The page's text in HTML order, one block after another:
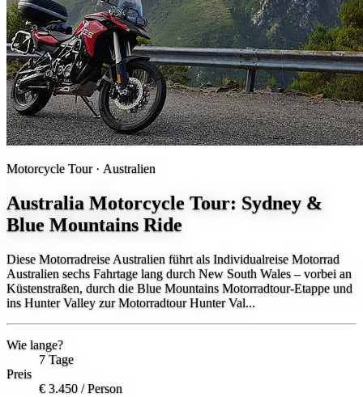
Motorcycle Tour · Australien
Australia Motorcycle Tour: Sydney &
Blue Mountains Ride
Diese Motorradreise Australien führt als Individualreise Motorrad
Australien sechs Fahrtage lang durch New South Wales – vorbei an
Küstenstraßen, durch die Blue Mountains Motorradtour-Etappe und
ins Hunter Valley zur Motorradtour Hunter Val...
Wie lange?
7 Tage
Preis
€ 3.450 / Person